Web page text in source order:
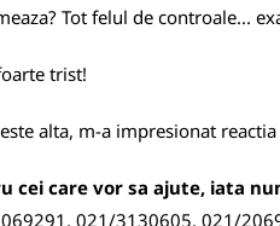
Tot felul de controale...
trist!
alta, m-a impresionat
cei care vor sa ajute, iata
021/3130605, 021/